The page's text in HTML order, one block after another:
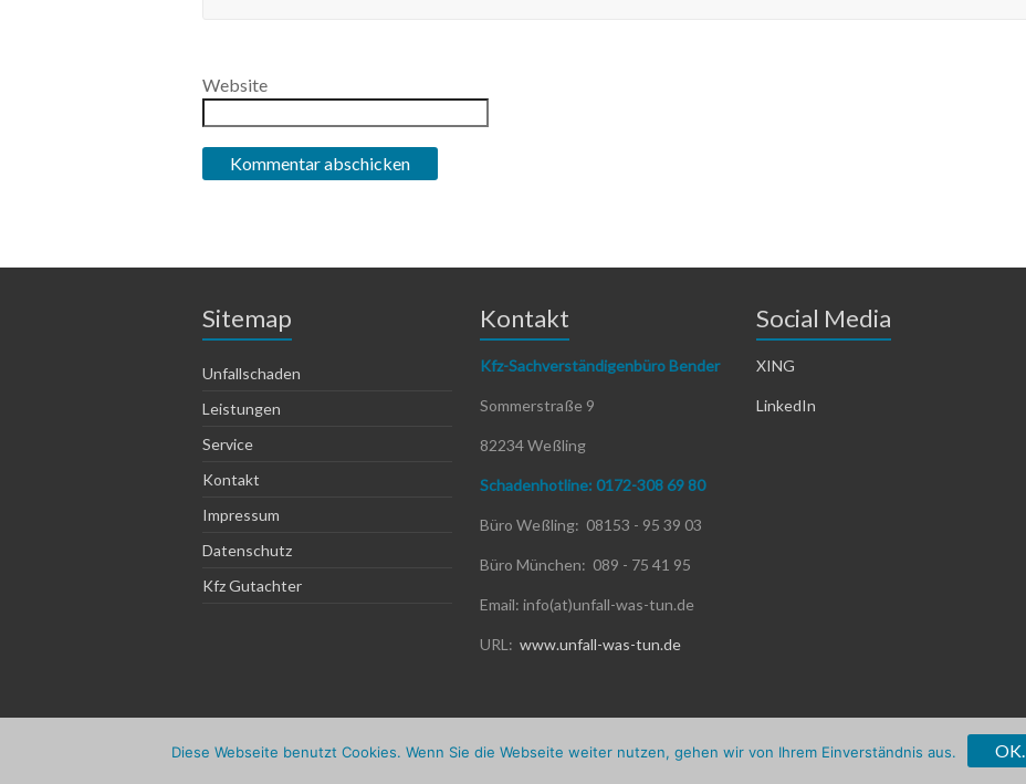
Website
Sitemap
Unfallschaden
Leistungen
Service
Kontakt
Impressum
Datenschutz
Kfz Gutachter
Kontakt
Kfz-Sachverständigenbüro Bender
Sommerstraße 9
82234 Weßling
Schadenhotline: 0172-308 69 80
Büro Weßling: 08153 - 95 39 03
Büro München: 089 - 75 41 95
Email: info(at)unfall-was-tun.de
URL: www.unfall-was-tun.de
Social Media
XING
LinkedIn
Copyright © 2026Kfz-Sachverständiger | Schaden-Gutachter | Unfall, was tun?
Diese Webseite benutzt Cookies. Wenn Sie die Webseite weiter nutzen, gehen wir von Ihrem Einverständnis aus. OK.